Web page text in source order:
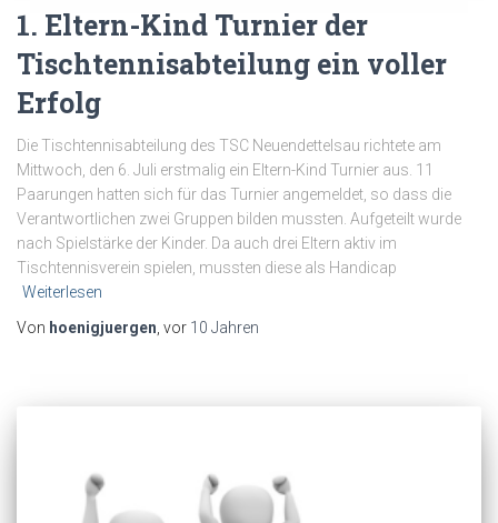
1. Eltern-Kind Turnier der
Tischtennisabteilung ein voller
Erfolg
Die Tischtennisabteilung des TSC Neuendettelsau richtete am
Mittwoch, den 6. Juli erstmalig ein Eltern-Kind Turnier aus. 11
Paarungen hatten sich für das Turnier angemeldet, so dass die
Verantwortlichen zwei Gruppen bilden mussten. Aufgeteilt wurde
nach Spielstärke der Kinder. Da auch drei Eltern aktiv im
Tischtennisverein spielen, mussten diese als Handicap
Weiterlesen
Von hoenigjuergen , vor 10 Jahren